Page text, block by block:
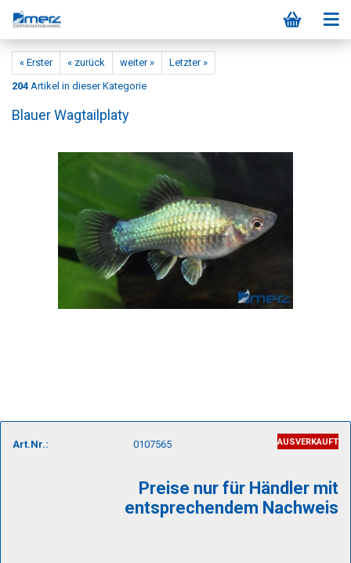
« Erster « zurück weiter »
Letzter »
204 Artikel in dieser Kategorie
Blauer Wagtailplaty
AUSVERKAUFT
Art.Nr.: 0107565
Preise nur für Händler mit
entsprechendem Nachweis